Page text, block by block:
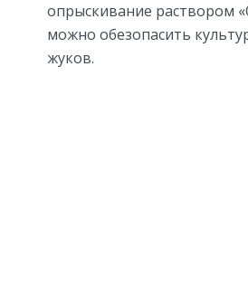
опрыскивание раствором
можно обезопасить
жуков.